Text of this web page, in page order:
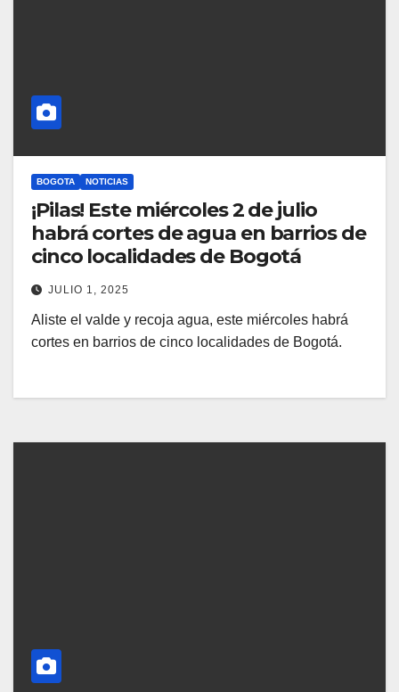
BOGOTA NOTICIAS
¡Pilas! Este miércoles 2 de julio
habrá cortes de agua en barrios de
cinco localidades de Bogotá
JULIO 1, 2025
Aliste el valde y recoja agua, este miércoles habrá
cortes en barrios de cinco localidades de Bogotá.